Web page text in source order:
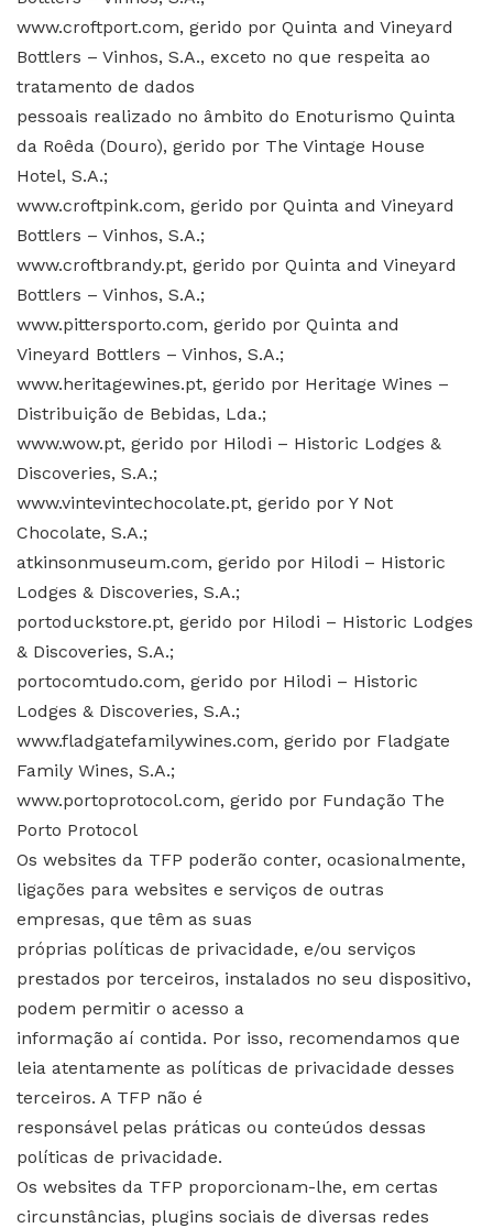
www.croftport.com, gerido por Quinta and Vineyard
Bottlers – Vinhos, S.A., exceto no que respeita ao
tratamento de dados
pessoais realizado no âmbito do Enoturismo Quinta
da Roêda (Douro), gerido por The Vintage House
Hotel, S.A.;
www.croftpink.com, gerido por Quinta and Vineyard
Bottlers – Vinhos, S.A.;
www.croftbrandy.pt, gerido por Quinta and Vineyard
Bottlers – Vinhos, S.A.;
www.pittersporto.com, gerido por Quinta and
Vineyard Bottlers – Vinhos, S.A.;
www.heritagewines.pt, gerido por Heritage Wines –
Distribuição de Bebidas, Lda.;
www.wow.pt, gerido por Hilodi – Historic Lodges &
Discoveries, S.A.;
www.vintevintechocolate.pt, gerido por Y Not
Chocolate, S.A.;
atkinsonmuseum.com, gerido por Hilodi – Historic
Lodges & Discoveries, S.A.;
portoduckstore.pt, gerido por Hilodi – Historic Lodges
& Discoveries, S.A.;
portocomtudo.com, gerido por Hilodi – Historic
Lodges & Discoveries, S.A.;
www.fladgatefamilywines.com, gerido por Fladgate
Family Wines, S.A.;
www.portoprotocol.com, gerido por Fundação The
Porto Protocol
Os websites da TFP poderão conter, ocasionalmente,
ligações para websites e serviços de outras
empresas, que têm as suas
próprias políticas de privacidade, e/ou serviços
prestados por terceiros, instalados no seu dispositivo,
podem permitir o acesso a
informação aí contida. Por isso, recomendamos que
leia atentamente as políticas de privacidade desses
terceiros. A TFP não é
responsável pelas práticas ou conteúdos dessas
políticas de privacidade.
Os websites da TFP proporcionam-lhe, em certas
circunstâncias, plugins sociais de diversas redes